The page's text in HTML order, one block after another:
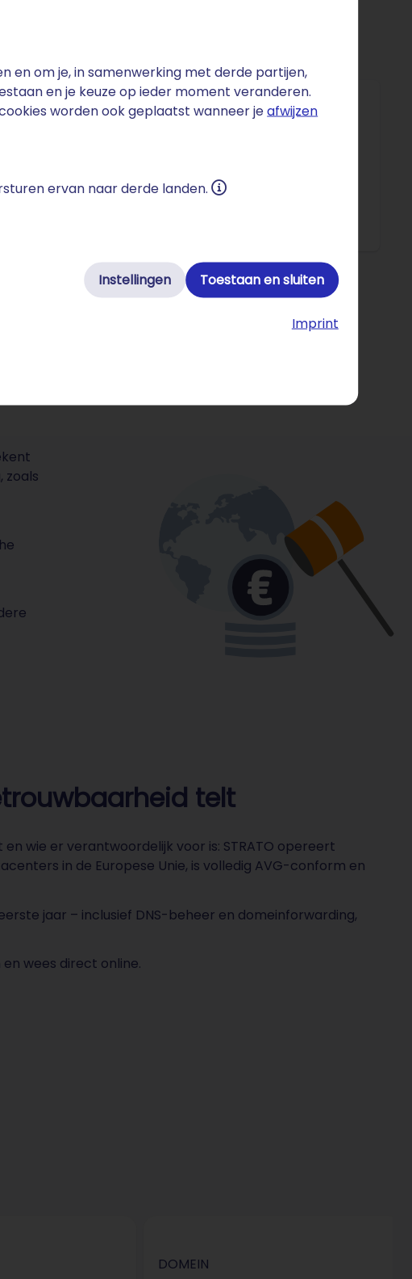
en om je, in samenwerking met derde partijen,
en je keuze op ieder moment veranderen.
worden ook geplaatst wanneer jeafwijzen
ervan naar derde landen.
Instellingen Toestaan en sluiten
Imprint
voor hun innovatieve technieken, met name
zoals
telt
wie er verantwoordelijk voor is: STRATO opereert
in de Europese Unie, is volledig AVG-conform en
jaar – inclusief DNS-beheer en domeinforwarding,
wees direct online.
DOMEIN